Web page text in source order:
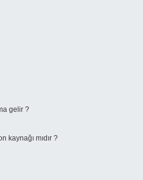
gelir ?
kaynağı mıdır ?